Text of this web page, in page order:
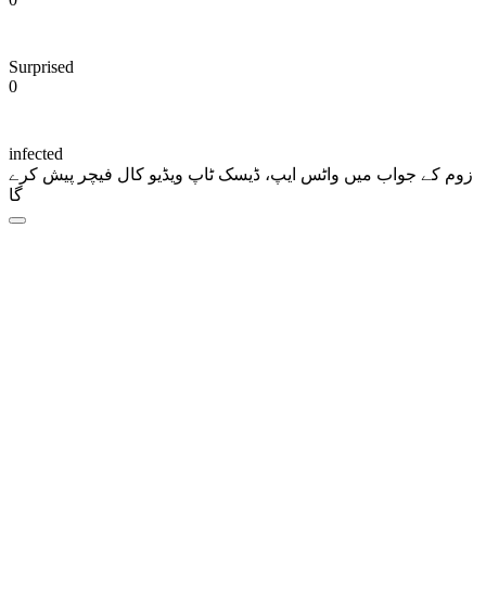
Surprised
0
infected
زوم کے جواب میں واٹس ایپ، ڈیسک ٹاپ ویڈیو کال فیچر پیش کرے
گا